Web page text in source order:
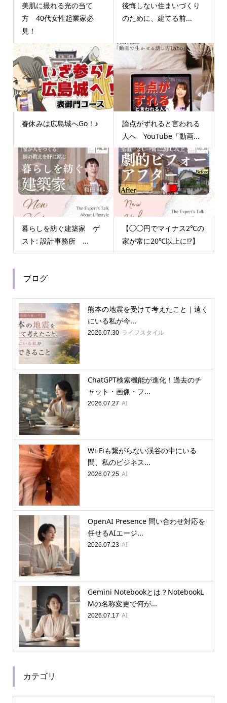
美肌に撮れる光の当て
方 40代女性起業家必
見！
後悔しない住まいづくり
のために、建てる前...
春休みは広島城へGo！♪
論点がずれると言われる
人へ YouTube「動画...
暮らしを紡ぐ建築家 ゲ
スト: 設計事務所 ...
【◯◯円でマイナス2℃の
家が常に20℃以上に⁉︎】
ブログ
熊本の地震を受けて考えたこと｜遠く
にいる私が今...
2026.07.30 ライフスタイル
ChatGPT検索機能が進化！過去のチ
ャット・画像・フ...
2026.07.27 AI
Wi-Fiも繋がらない渓谷の中にいる
間、私のビジネス...
2026.07.25 AI
OpenAI Presence 問い合わせ対応を
任せるAIエージ...
2026.07.23 AI
Gemini Notebookとは？NotebookL
Mの名称変更で何が...
2026.07.17 AI
カテゴリ